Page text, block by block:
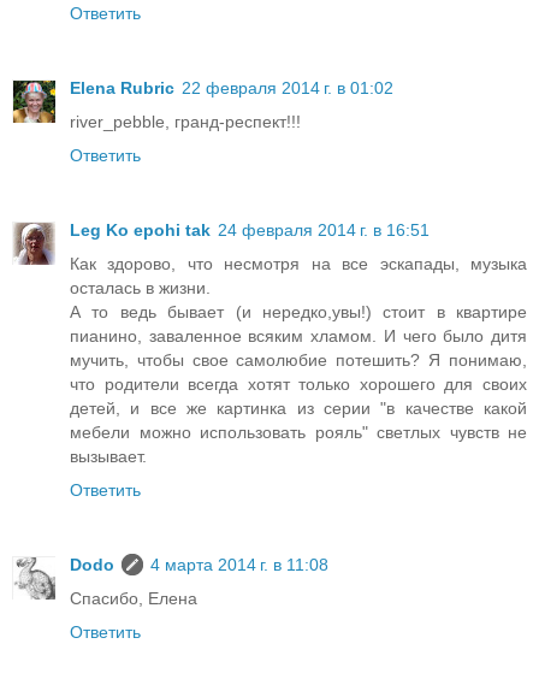
Ответить
Elena Rubric 22 февраля 2014 г. в 01:02
river_pebble, гранд-респект!!!
Ответить
Leg Ko epohi tak 24 февраля 2014 г. в 16:51
Как здорово, что несмотря на все эскапады, музыка
осталась в жизни.
А то ведь бывает (и нередко,увы!) стоит в квартире
пианино, заваленное всяким хламом. И чего было дитя
мучить, чтобы свое самолюбие потешить? Я понимаю,
что родители всегда хотят только хорошего для своих
детей, и все же картинка из серии "в качестве какой
мебели можно использовать рояль" светлых чувств не
вызывает.
Ответить
Dodo
4 марта 2014 г. в 11:08
Спасибо, Елена
Ответить